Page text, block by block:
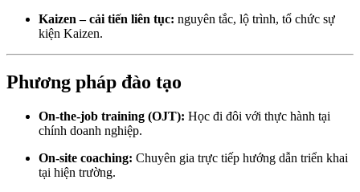
Kaizen – cải tiến liên tục: nguyên tắc, lộ trình, tổ chức sự
kiện Kaizen.
Phương pháp đào tạo
On-the-job training (OJT): Học đi đôi với thực hành tại
chính doanh nghiệp.
On-site coaching: Chuyên gia trực tiếp hướng dẫn triển khai
tại hiện trường.